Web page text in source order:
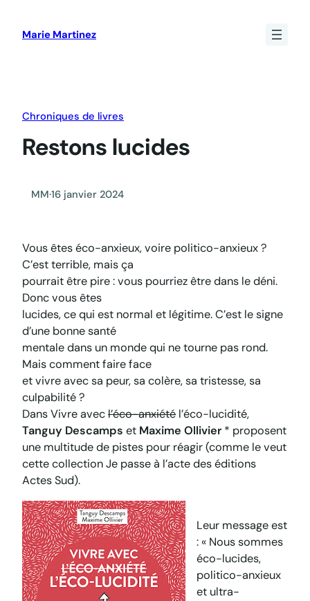
Marie Martinez
Chroniques de livres
Restons lucides
MM·16 janvier 2024
Vous êtes éco-anxieux, voire politico-anxieux ?
C’est terrible, mais ça
pourrait être pire : vous pourriez être dans le déni.
Donc vous êtes
lucides, ce qui est normal et légitime. C’est le signe
d’une bonne santé
mentale dans un monde qui ne tourne pas rond.
Mais comment faire face
et vivre avec sa peur, sa colère, sa tristesse, sa
culpabilité ?
DansVivre avecl’éco-anxiété l’éco-lucidité,
Tanguy Descamps et Maxime Ollivier * proposent
une multitude de pistes pour réagir (comme le veut
cette collectionJe passe à l’actedes éditions
Actes Sud).
Leur message est
: « Nous sommes
éco-lucides,
politico-anxieux
et ultra-